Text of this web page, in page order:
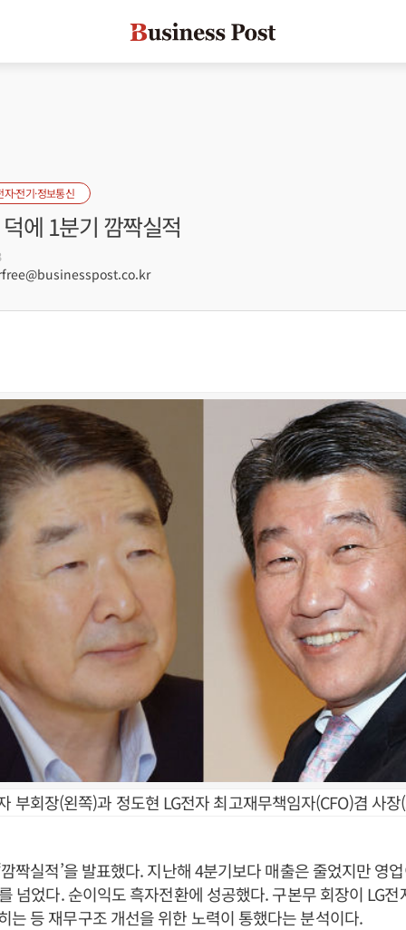
자·전기·정보통신
에 1분기 깜짝실적
부회장(왼쪽)과 정도현 LG전자 최고재무책임자(CFO)겸 사장
짝실적’을 발표했다. 지난해 4분기보다 매출은 줄었지만 영
넘었다. 순이익도 흑자전환에 성공했다. 구본무 회장이 LG
는 등 재무구조 개선을 위한 노력이 통했다는 분석이다.